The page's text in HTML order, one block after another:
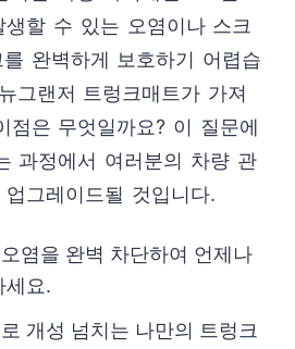
할 수 있는 오염이나 스크
완벽하게 보호하기 어렵습
그랜저 트렁크매트가 가져
점은 무엇일까요? 이 질문에
과정에서 여러분의 차량 관
그레이드될 것입니다.
염을 완벽 차단하여 언제나
세요.
개성 넘치는 나만의 트렁크